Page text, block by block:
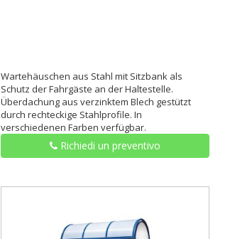
Wartehäuschen aus Stahl mit Sitzbank als
Schutz der Fahrgäste an der Haltestelle.
Überdachung aus verzinktem Blech gestützt
durch rechteckige Stahlprofile. In
verschiedenen Farben verfügbar.
Richiedi un preventivo